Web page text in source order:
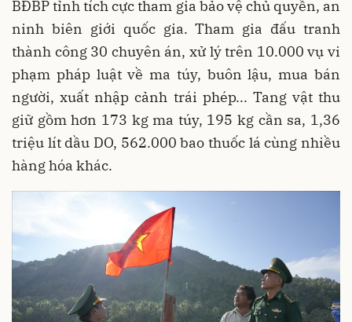
BĐBP tỉnh tích cực tham gia bảo vệ chủ quyền, an
ninh biên giới quốc gia. Tham gia đấu tranh
thành công 30 chuyên án, xử lý trên 10.000 vụ vi
phạm pháp luật về ma túy, buôn lậu, mua bán
người, xuất nhập cảnh trái phép... Tang vật thu
giữ gồm hơn 173 kg ma túy, 195 kg cần sa, 1,36
triệu lít dầu DO, 562.000 bao thuốc lá cùng nhiều
hàng hóa khác.